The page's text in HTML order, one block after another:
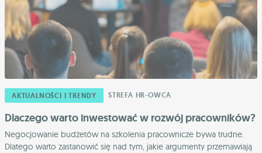
AKTUALNOŚCI I TRENDY STREFA HR-OWCA
Dlaczego warto inwestować w rozwój pracowników?
Negocjowanie budżetów na szkolenia pracownicze bywa trudne.
Dlatego warto zastanowić się nad tym, jakie argumenty przemawiają